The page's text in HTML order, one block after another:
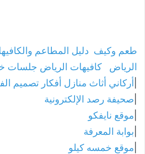
طعم وكيف دليل المطاعم
الرياض
كافيهات الرياض جلسات
أركاني أثاث منازل أفكار تصميم
صحيفة رصد الإلكترونية
موقع نايفكو
بوابة المعرفة
موقع خمسه كيلو